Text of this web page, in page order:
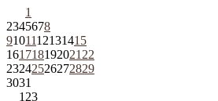
1
2345678
9101112131415
161718192021 22
23242526272829
3031
1 23